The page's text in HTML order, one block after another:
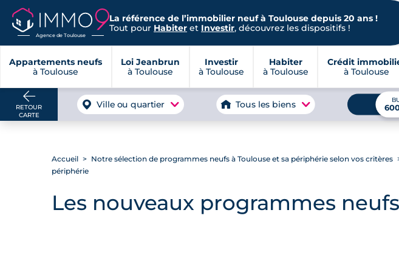
Agence de Toulouse
La référence de l’immobilier neuf à Toulouse depuis 20 ans !
Tout pour Habiter et Investir, découvrez les dispositifs !
Appartements neufs
à Toulouse
Loi Jeanbrun
à Toulouse
Investir
à Toulouse
Habiter
à Toulouse
Crédit
à Toulouse
RETOUR
CARTE
Ville ou quartier Tous les biens
Accueil Notre sélection de programmes neufs à Toulouse et sa périphérie selon vos critères
périphérie
Les nouveaux programmes